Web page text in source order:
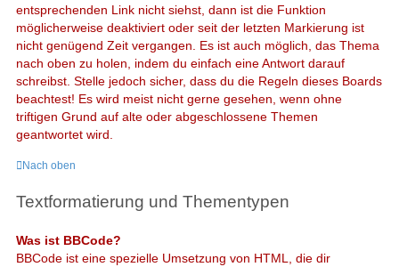
entsprechenden Link nicht siehst, dann ist die Funktion
möglicherweise deaktiviert oder seit der letzten Markierung ist
nicht genügend Zeit vergangen. Es ist auch möglich, das Thema
nach oben zu holen, indem du einfach eine Antwort darauf
schreibst. Stelle jedoch sicher, dass du die Regeln dieses Boards
beachtest! Es wird meist nicht gerne gesehen, wenn ohne
triftigen Grund auf alte oder abgeschlossene Themen
geantwortet wird.
Nach oben
Textformatierung und Thementypen
Was ist BBCode?
BBCode ist eine spezielle Umsetzung von HTML, die dir